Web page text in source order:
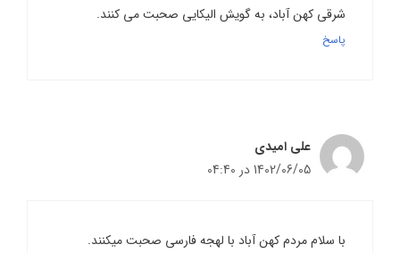
شرقی کهن آباد، به گویش الیکایی صحبت می کنند.
پاسخ
علی امیدی
1402/06/05 در 04:40
با سلام مردم کهن آباد با لهجه فارسی صحبت میکنند.